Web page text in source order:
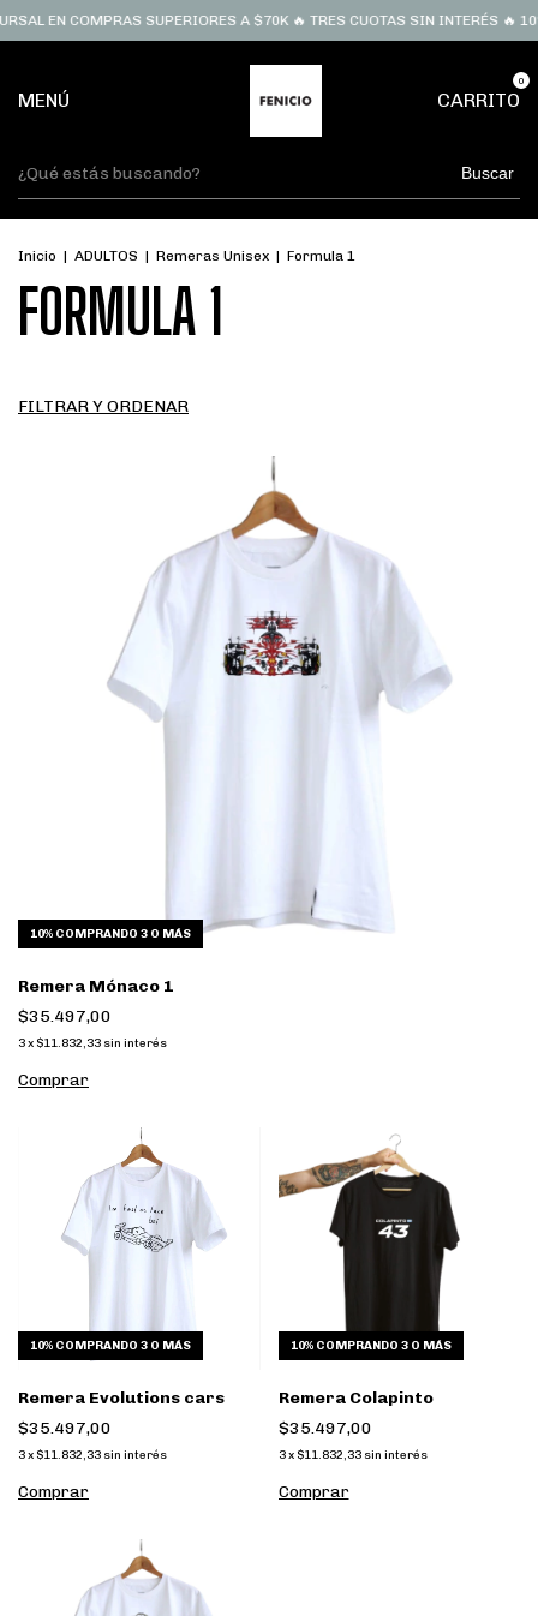
EN COMPRAS SUPERIORES A $70K 🔥 TRES CUOTAS SIN INTERÉS 🔥
MENÚ CARRITO
0
Buscar
Inicio | ADULTOS | Remeras Unisex | Formula 1
FORMULA 1
FILTRAR Y ORDENAR
10% COMPRANDO 3 O MÁS
Remera Mónaco 1
$35.497,00
3x $11.832,33 sin interés
Comprar
10% COMPRANDO 3 O MÁS
Remera Evolutions cars
$35.497,00
3x $11.832,33 sin interés
Comprar
10% COMPRANDO 3 O MÁS
Remera Colapinto
$35.497,00
3 x $11.832,33 sin interés
Comprar